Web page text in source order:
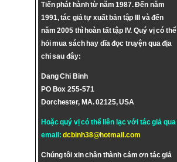
Tiến phát hành từ năm 1987. Đến năm
1991, tác giả tự xuất bản tập III và đến
năm 2005 thì hoàn tất tập IV. Quý vị có thể
hỏi mua sách hay dĩa đọc truyện qua địa
chỉ sau đây:
Dang Chi Binh
PO Box 255-571
Dorchester, MA. 02125, USA
Hoặc quý vị có thể liên lạc với tác giả qua
email:dcbinh38@hotmail.com
Chúng tôi xin chân thành cám ơn tác giả